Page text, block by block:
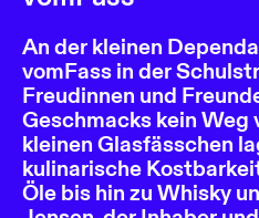
An der kleinen
vomFass in der
Freudinnen und
Geschmacks kein Weg
kleinen Glasfässchen
kulinarische
Öle bis hin zu Whisky